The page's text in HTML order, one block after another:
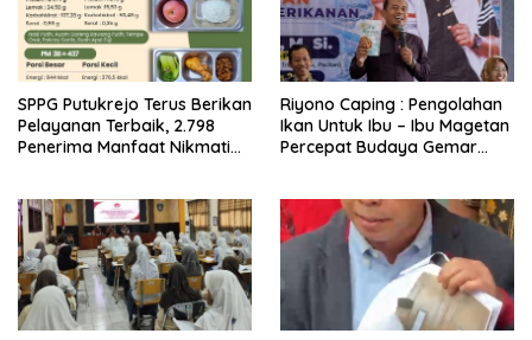
SPPG Putukrejo Terus Berikan
Pelayanan Terbaik, 2.798
Penerima Manfaat Nikmati
Riyono Caping : Pengolahan
Ikan Untuk Ibu – Ibu Magetan
Percepat Budaya Gemar